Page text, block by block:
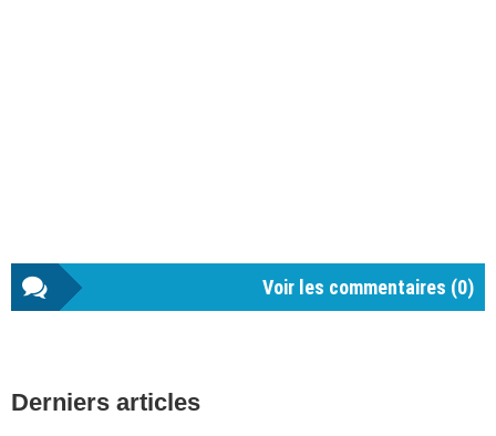
Voir les commentaires (0)
latérale
Derniers articles